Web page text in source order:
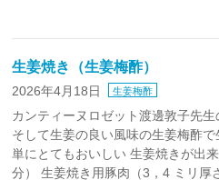
生姜焼き（生姜梅酢）
2026年4月18日 生姜梅酢
カンティーヌロゼット渡邊敦子先生
そして生姜の良い風味の生姜梅酢
単にとてもおいしい 生姜焼きが出
分） 生姜焼き用豚肉（3，4 ミリ厚